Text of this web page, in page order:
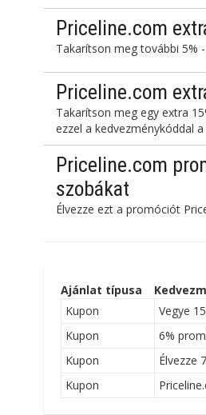
Priceline.com
Takarítson meg további 5%
Priceline.com
Takarítson meg egy extra
ezzel a kedvezménykóddal
Priceline.com
szobákat
Élvezze ezt a promóciót
Ajánlat típusa
Kupon
Vegye
Kupon
6%
Kupon
Élvezze
Kupon